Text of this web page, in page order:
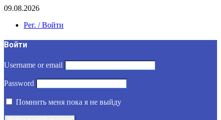
09.08.2026
Рег. / Войти
Войти
Username or email
Password
Помнить меня пока я не выйду